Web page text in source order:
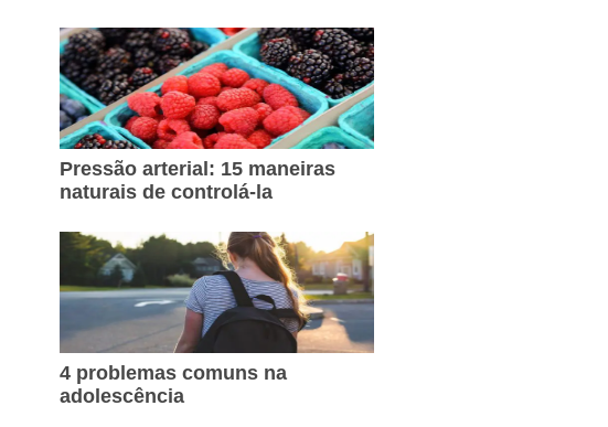
Pressão arterial: 15 maneiras
naturais de controlá-la
4 problemas comuns na
adolescência